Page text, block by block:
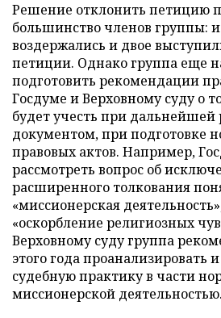
Решение отклонить петицию
большинство членов группы:
воздержались и двое
петиции. Однако группа еще
подготовить рекомендации
Госдуме и Верховному суду о
будет учесть при дальнейшей
документом, при подготовке
правовых актов. Например,
рассмотреть вопрос об
расширенного толкования
«миссионерская
«оскорбление религиозных
Верховному суду группа
этого года проанализировать
судебную практику в части
миссионерской деятельностью.